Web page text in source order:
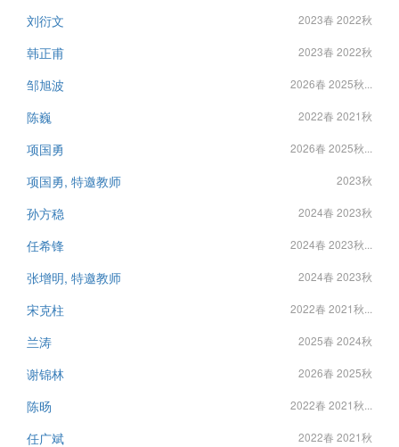
刘衍文 2023春 2022秋
韩正甫 2023春 2022秋
邹旭波 2026春 2025秋...
陈巍 2022春 2021秋
项国勇 2026春 2025秋...
项国勇, 特邀教师 2023秋
孙方稳 2024春 2023秋
任希锋 2024春 2023秋...
张增明, 特邀教师 2024春 2023秋
宋克柱 2022春 2021秋...
兰涛 2025春 2024秋
谢锦林 2026春 2025秋
陈旸 2022春 2021秋...
任广斌 2022春 2021秋